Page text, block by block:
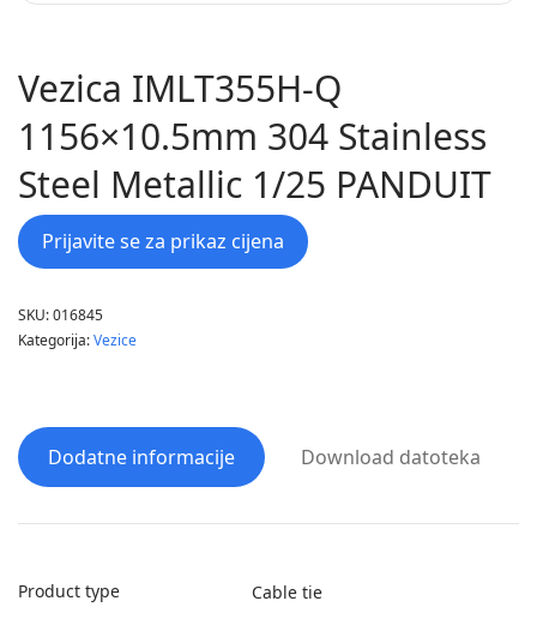
Vezica IMLT355H-Q
1156×10.5mm 304 Stainless
Steel Metallic 1/25 PANDUIT
Prijavite se za prikaz cijena
SKU:016845
Kategorija:Vezice
Dodatne informacije Download datoteka
Product type Cable tie